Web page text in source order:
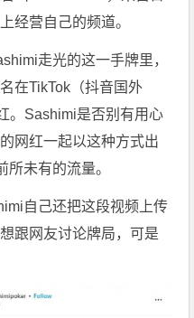
经营自己的频道。
走光的这一手牌里，
在TikTok（抖音国外
。Sashimi是否别有用心
网红一起以这种方式出
未有的流量。
自己还把这段视频上传
跟网友讨论牌局，可是